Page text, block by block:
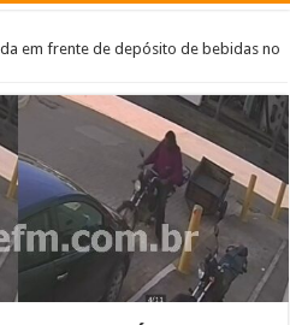
em frente de depósito de bebidas no